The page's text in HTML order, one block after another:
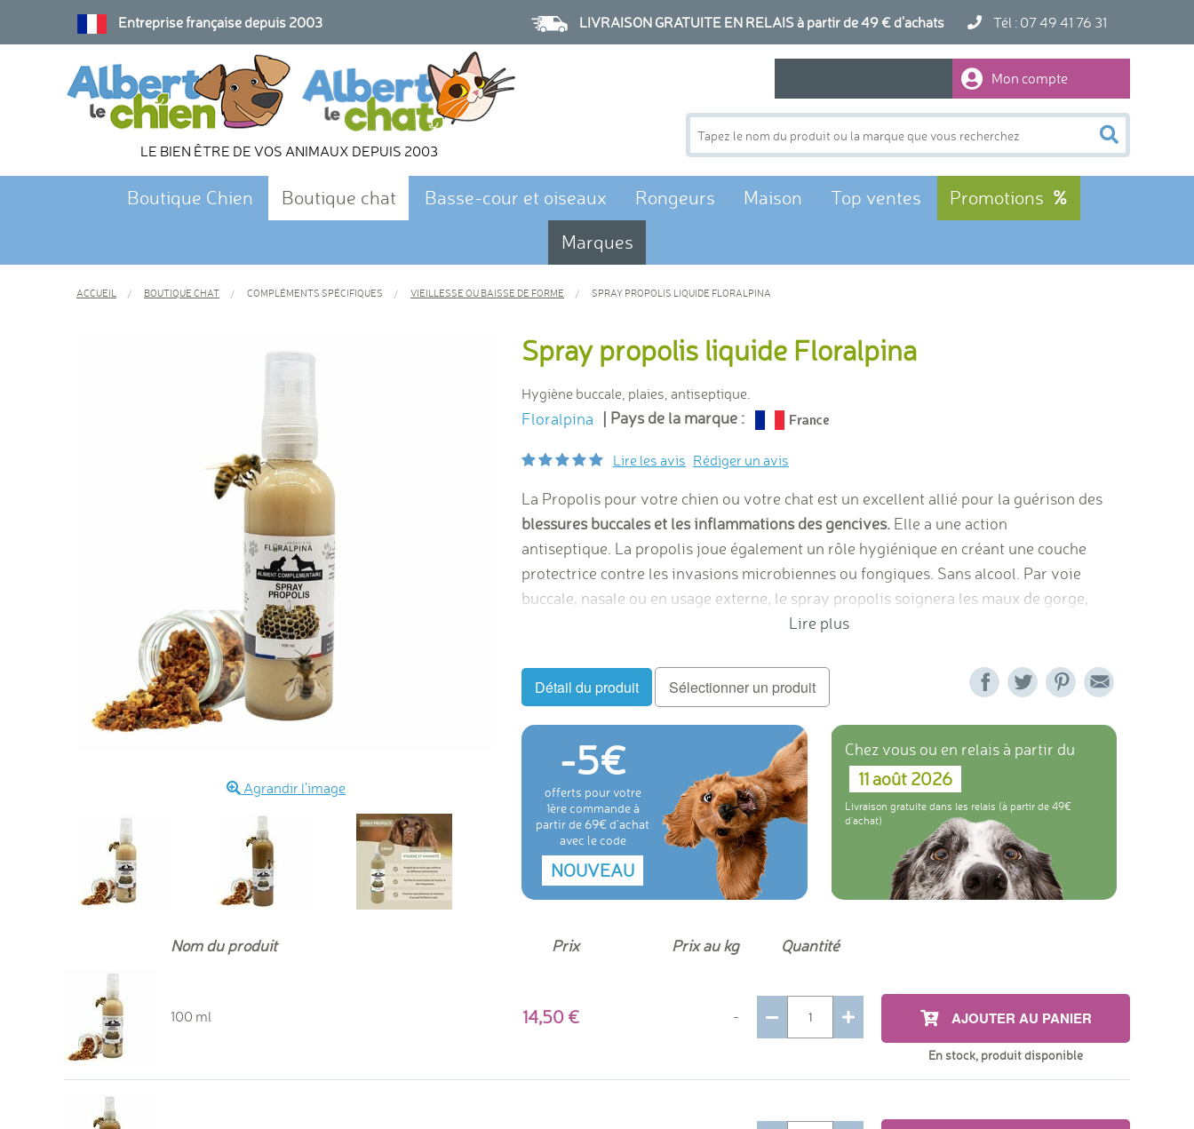
Entreprise française depuis 2003 LIVRAISON GRATUITE EN RELAIS à partir de 49 € d'achats Tél : 07 49 41 76 31
LE BIEN ÊTRE DE VOS ANIMAUX DEPUIS 2003
Mon compte
Boutique Chien Boutique chat Basse-cour et oiseaux Rongeurs Maison Top ventes
Promotions
Marques
ACCUEIL BOUTIQUE CHAT COMPLÉMENTS SPÉCIFIQUES VIEILLESSE OU BAISSE DE FORME SPRAY PROPOLIS LIQUIDE FLORALPINA
Agrandir l'image
Spray propolis liquide Floralpina
Hygiène buccale, plaies, antiseptique.
Floralpina | Pays de la marque :
Lire les avis Rédiger un avis
La Propolis pour votre chien ou votre chat est un excellent allié pour la guérison des
blessures buccales et les inflammations des gencives. Elle a une action
antiseptique. La propolis joue également un rôle hygiénique en créant une couche
protectrice contre les invasions microbiennes ou fongiques. Sans alcool. Par voie
buccale, nasale ou en usage externe, le spray propolis soignera les maux de gorge,
stimulera les défenses immunitaires et cicatrisera les plaies de vos animaux, chien et
Lire plus
Détail du produit Sélectionner un produit
-5
offerts pour votre
1ère commande à
partir de 69€ d'achat
avec le code
NOUVEAU
Chez vous ou en relais à partir du
11 août 2026
Livraison gratuite dans les relais (à partir de 49
d'achat)
Nom du produit Prix Prix au kg Quantité
100 ml 14,50 - AJOUTER AU PANIER
En stock, produit disponible